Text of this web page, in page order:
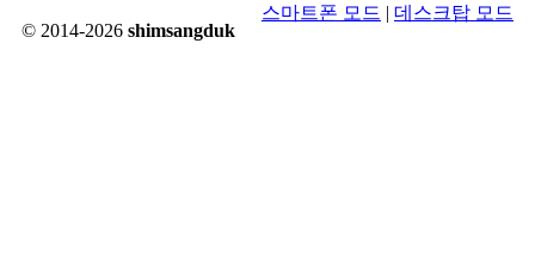
© 2014-2026 shimsangduk
스마트폰 모드 | 데스크탑 모드